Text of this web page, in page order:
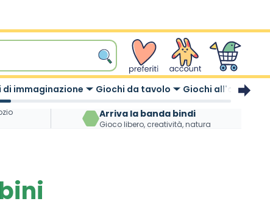
di immaginazione Giochi da tavolo Giochi all'aperto
wishlist Account Carrello
Arriva la banda bindi
Gioco libero, creatività, natura